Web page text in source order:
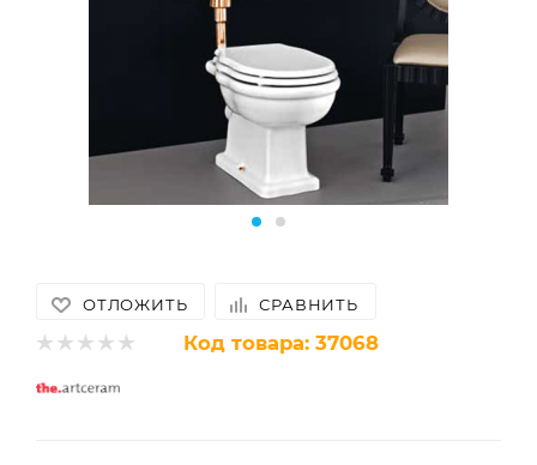
ОТЛОЖИТЬ СРАВНИТЬ
Код товара: 37068